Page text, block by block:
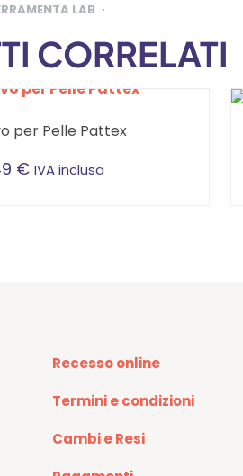
LAB
CORRELATI
per Pelle Pattex
€ IVA inclusa
Recesso online
Termini e condizioni
Cambi e Resi